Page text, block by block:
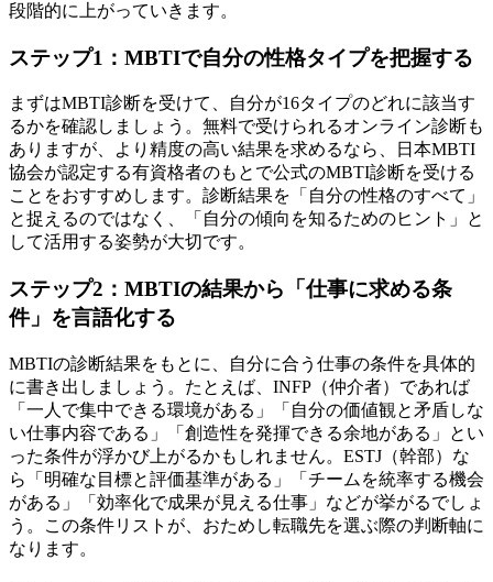
段階的に上がっていきます。
ステップ1：MBTIで自分の性格タイプを把握する
まずはMBTI診断を受けて、自分が16タイプのどれに該当す
るかを確認しましょう。無料で受けられるオンライン診断も
ありますが、より精度の高い結果を求めるなら、日本MBTI
協会が認定する有資格者のもとで公式のMBTI診断を受ける
ことをおすすめします。診断結果を「自分の性格のすべて」
と捉えるのではなく、「自分の傾向を知るためのヒント」と
して活用する姿勢が大切です。
ステップ2：MBTIの結果から「仕事に求める条
件」を言語化する
MBTIの診断結果をもとに、自分に合う仕事の条件を具体的
に書き出しましょう。たとえば、INFP（仲介者）であれば
「一人で集中できる環境がある」「自分の価値観と矛盾しな
い仕事内容である」「創造性を発揮できる余地がある」とい
った条件が浮かび上がるかもしれません。ESTJ（幹部）な
ら「明確な目標と評価基準がある」「チームを統率する機会
がある」「効率化で成果が見える仕事」などが挙がるでしょ
う。この条件リストが、おためし転職先を選ぶ際の判断軸に
なります。